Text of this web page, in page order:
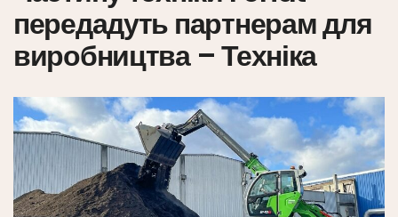
передадуть партнерам для
виробництва – Техніка